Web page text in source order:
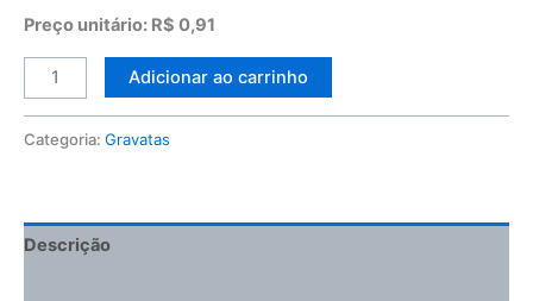
Preço unitário: R$ 0,91
Adicionar ao carrinho
Categoria: Gravatas
Descrição